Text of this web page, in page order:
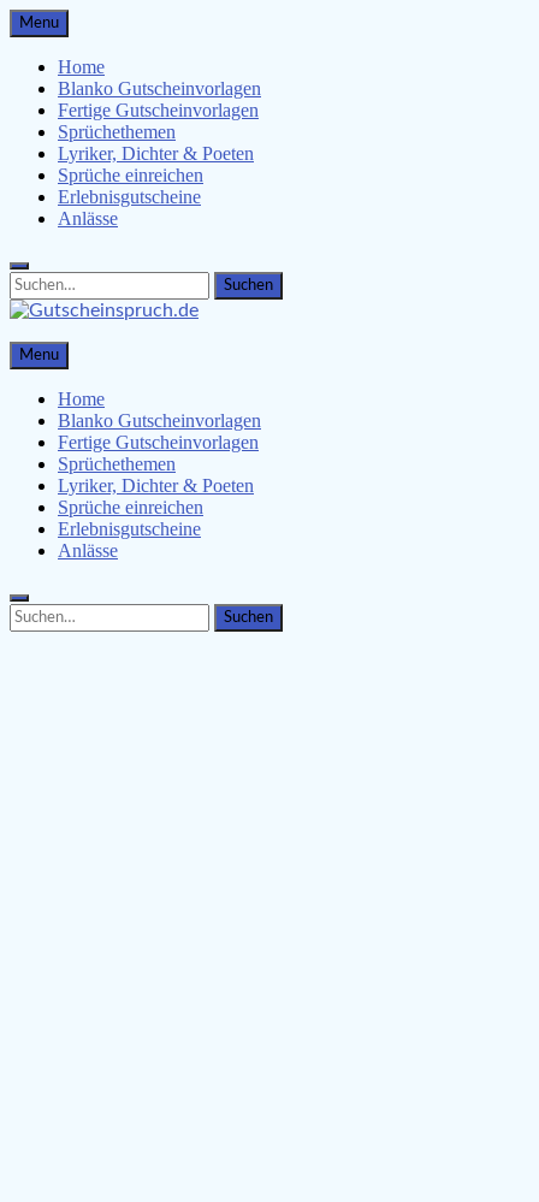
Skip
to
content
Menu
Home
Blanko Gutscheinvorlagen
Fertige Gutscheinvorlagen
Sprüchethemen
Lyriker, Dichter & Poeten
Sprüche einreichen
Erlebnisgutscheine
Anlässe
Search
for:
Search
Gutscheinspruch.de
Gutscheinsprüche & Gutscheinvorlagen finden
Menu
Home
Blanko Gutscheinvorlagen
Fertige Gutscheinvorlagen
Sprüchethemen
Lyriker, Dichter & Poeten
Sprüche einreichen
Erlebnisgutscheine
Anlässe
Search
for:
Search